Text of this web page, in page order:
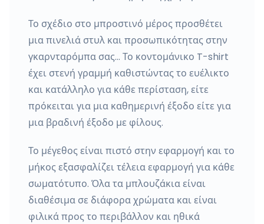
Το σχέδιο στο μπροστινό μέρος προσθέτει
μια πινελιά στυλ και προσωπικότητας στην
γκαρνταρόμπα σας... Το κοντομάνικο T-shirt
έχει στενή γραμμή καθιστώντας το ευέλικτο
και κατάλληλο για κάθε περίσταση, είτε
πρόκειται για μια καθημερινή έξοδο είτε για
μια βραδινή έξοδο με φίλους.
Το μέγεθος είναι πιστό στην εφαρμογή και το
μήκος εξασφαλίζει τέλεια εφαρμογή για κάθε
σωματότυπο. Όλα τα μπλουζάκια είναι
διαθέσιμα σε διάφορα χρώματα και είναι
φιλικά προς το περιβάλλον και ηθικά